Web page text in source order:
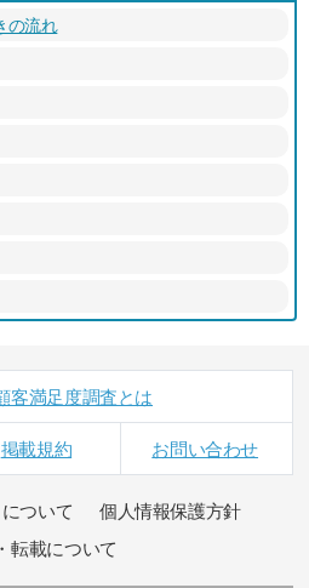
の流れ
客満足度調査とは
掲載規約 お問い合わせ
ついて
個人情報保護方針
転載について